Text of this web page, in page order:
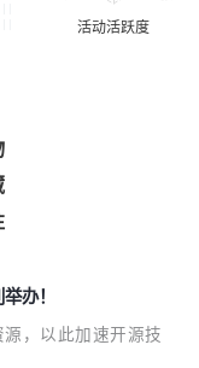
办！
，以此加速开源技